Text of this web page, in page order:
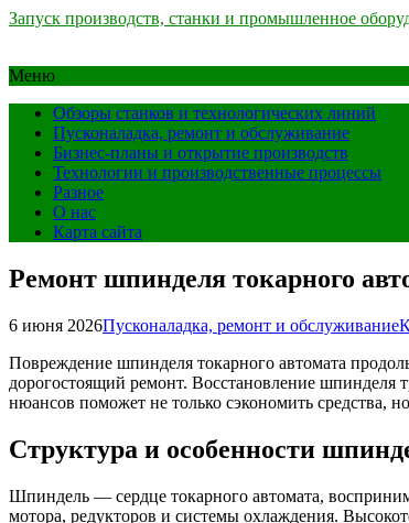
Запуск производств, станки и промышленное
Меню
Обзоры станков и технологических линий
Пусконаладка, ремонт и обслуживание
Бизнес-планы и открытие производств
Технологии и производственные процессы
Разное
О нас
Карта сайта
Ремонт шпинделя токарного
6 июня 2026Пусконаладка, ремонт и обслуживание
Повреждение шпинделя токарного автомата
дорогостоящий ремонт. Восстановление шпинделя
нюансов поможет не только сэкономить средства,
Структура и особенности
Шпиндель — сердце токарного автомата,
мотора, редукторов и системы охлаждения.